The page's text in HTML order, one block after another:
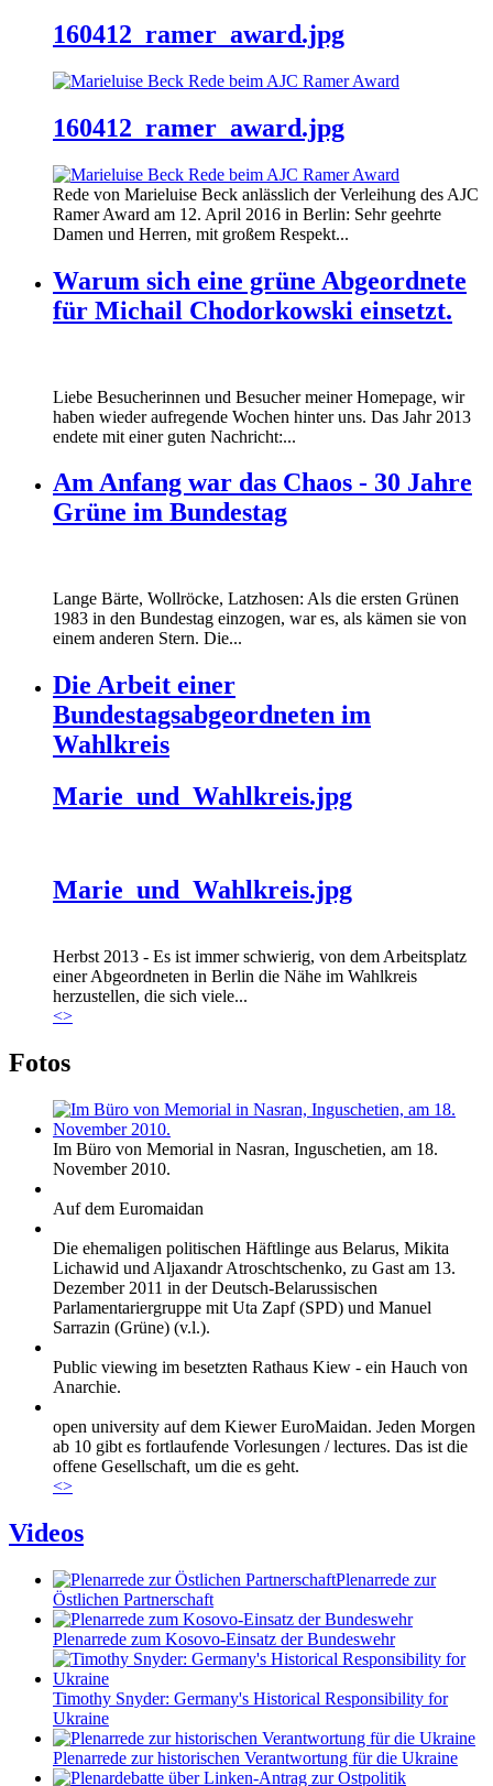
160412_ramer_award.jpg
160412_ramer_award.jpg
Rede von Marieluise Beck anlässlich der Verleihung des AJC
Ramer Award am 12. April 2016 in Berlin: Sehr geehrte
Damen und Herren, mit großem Respekt...
Warum sich eine grüne Abgeordnete
für Michail Chodorkowski einsetzt.
Liebe Besucherinnen und Besucher meiner Homepage, wir
haben wieder aufregende Wochen hinter uns. Das Jahr 2013
endete mit einer guten Nachricht:...
Am Anfang war das Chaos - 30 Jahre
Grüne im Bundestag
Lange Bärte, Wollröcke, Latzhosen: Als die ersten Grünen
1983 in den Bundestag einzogen, war es, als kämen sie von
einem anderen Stern. Die...
Die Arbeit einer
Bundestagsabgeordneten im
Wahlkreis
Marie_und_Wahlkreis.jpg
Marie_und_Wahlkreis.jpg
Herbst 2013 - Es ist immer schwierig, von dem Arbeitsplatz
einer Abgeordneten in Berlin die Nähe im Wahlkreis
herzustellen, die sich viele...
<>
Fotos
Im Büro von Memorial in Nasran, Inguschetien, am 18.
November 2010.
Auf dem Euromaidan
Die ehemaligen politischen Häftlinge aus Belarus, Mikita
Lichawid und Aljaxandr Atroschtschenko, zu Gast am 13.
Dezember 2011 in der Deutsch-Belarussischen
Parlamentariergruppe mit Uta Zapf (SPD) und Manuel
Sarrazin (Grüne) (v.l.).
Public viewing im besetzten Rathaus Kiew - ein Hauch von
Anarchie.
open university auf dem Kiewer EuroMaidan. Jeden Morgen
ab 10 gibt es fortlaufende Vorlesungen / lectures. Das ist die
offene Gesellschaft, um die es geht.
<>
Videos
Plenarrede zur
Östlichen Partnerschaft
Plenarrede zum Kosovo-Einsatz der Bundeswehr
Timothy Snyder: Germany's Historical Responsibility for
Ukraine
Plenarrede zur historischen Verantwortung für die Ukraine